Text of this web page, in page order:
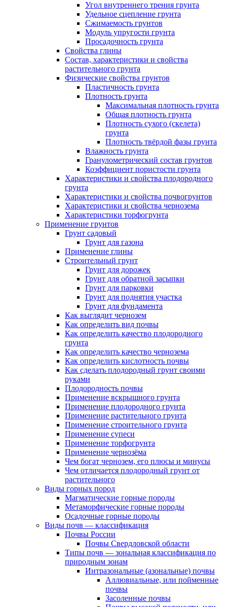
Угол внутреннего трения грунта
Удельное сцепление грунта
Cжимаемость грунтов
Модуль упругости грунта
Просадочность грунта
Свойства глины
Состав, характеристики и свойства
растительного грунта
Физические свойства грунтов
Пластичность грунта
Плотность грунта
Максимальная плотность грунта
Общая плотность грунта
Плотность сухого (скелета)
грунта
Плотность твёрдой фазы грунта
Влажность грунта
Гранулометрический состав грунтов
Коэффициент пористости грунта
Характеристики и свойства плодородного
грунта
Характеристики и свойства почвогрунтов
Характеристики и свойства чернозема
Характеристики торфогрунта
Применение грунтов
Грунт садовый
Грунт для газона
Применение глины
Строительный грунт
Грунт для дорожек
Грунт для обратной засыпки
Грунт для парковки
Грунт для поднятия участка
Грунт для фундамента
Как выглядит чернозем
Как определить вид почвы
Как определить качество плодородного
грунта
Как определить качество чернозема
Как определить кислотность почвы
Как сделать плодородный грунт своими
руками
Плодородность почвы
Применение вскрышного грунта
Применение плодородного грунта
Применение растительного грунта
Применение строительного грунта
Применение супеси
Применение торфогрунта
Применение чернозёма
Чем богат чернозем, его плюсы и минусы
Чем отличается плодородный грунт от
растительного
Виды горных пород
Магматические горные породы
Метаморфические горные породы
Осадочные горные породы
Виды почв — классификация
Почвы России
Почвы Свердловской области
Типы почв — зональная классификация по
природным зонам
Интразональные (азональные) почвы
Аллювиальные, или пойменные
почвы
Засоленные почвы